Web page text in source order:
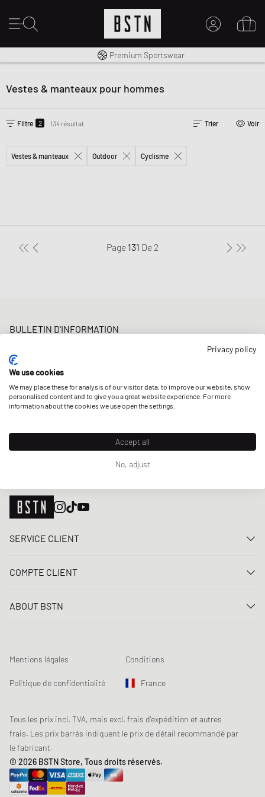
CRÉER UN COMPTE
Livraison gratuite dès 100€
Premium Sportswear
Vestes & manteaux pour hommes
Filtre 2 134 résultat Trier Voir
Vestes & manteaux Outdoor Cyclisme
Page 131 De 2
BULLETIN D'INFORMATION
Raffles et les New Arrivals. Inscrivez-vous dès maintenant!
Adresse e-mail
INSCRIS-TOI
NOS MAGASINS
SERVICE CLIENT
FAQ
Loyalty Program
Sécurité des produits
COMPTE CLIENT
Créer un compte
Abonnement à la newsletter
Suivi des données
ABOUT BSTN
Chronicles
Sustainability
Réduction pour étudiants: Unidays
Réduction pour étudiants: Studentbeans
Réduction pour étudiants: EDiU
Mentions légales Conditions
Politique de confidentialité France
Tous les prix incl. TVA, mais excl. frais d'expédition et autres
frais. Les prix barrés indiquent le prix de détail recommandé par
le fabricant.
© 2026 BSTN Store, Tous droits réservés.
Privacy policy
We use cookies
We may place these for analysis of our visitor data, to improve our website, show
personalised content and to give you a great website experience. For more
information about the cookies we use open the settings.
Accept all
No, adjust